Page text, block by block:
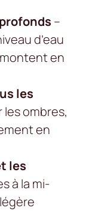
–
d’eau
en
les
les ombres,
en
les
à la mi-